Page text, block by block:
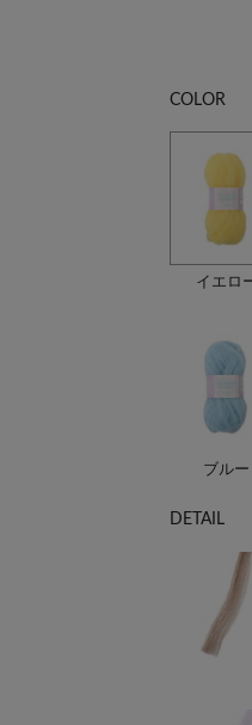
COLOR
イエロ
ブルー
DETAIL